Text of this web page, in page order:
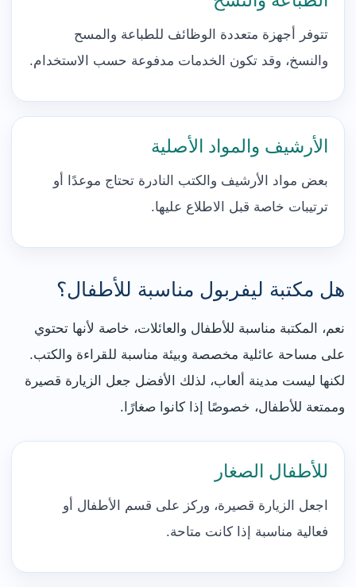
تتوفر أجهزة متعددة الوظائف للطباعة والمسح
والنسخ، وقد تكون الخدمات مدفوعة حسب الاستخدام.
الأرشيف والمواد الأصلية
بعض مواد الأرشيف والكتب النادرة تحتاج موعدًا أو
ترتيبات خاصة قبل الاطلاع عليها.
هل مكتبة ليفربول مناسبة للأطفال؟
نعم، المكتبة مناسبة للأطفال والعائلات، خاصة لأنها تحتوي
على مساحة عائلية مخصصة وبيئة مناسبة للقراءة والكتب.
لكنها ليست مدينة ألعاب، لذلك الأفضل جعل الزيارة قصيرة
وممتعة للأطفال، خصوصًا إذا كانوا صغارًا.
للأطفال الصغار
اجعل الزيارة قصيرة، وركز على قسم الأطفال أو
فعالية مناسبة إذا كانت متاحة.